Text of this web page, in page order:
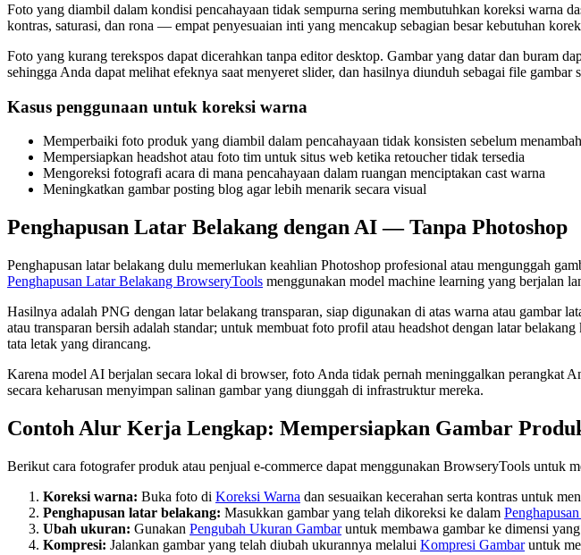
Foto yang diambil dalam kondisi pencahayaan tidak sempurna sering membutuhkan koreksi warna
kontras, saturasi, dan rona — empat penyesuaian inti yang mencakup sebagian besar kebutuhan
Foto yang kurang terekspos dapat dicerahkan tanpa editor desktop. Gambar yang datar dan buram
sehingga Anda dapat melihat efeknya saat menyeret slider, dan hasilnya diunduh sebagai file gambar
Kasus penggunaan untuk koreksi warna
Memperbaiki foto produk yang diambil dalam pencahayaan tidak konsisten sebelum
Mempersiapkan headshot atau foto tim untuk situs web ketika retoucher tidak tersedia
Mengoreksi fotografi acara di mana pencahayaan dalam ruangan menciptakan cast warna
Meningkatkan gambar posting blog agar lebih menarik secara visual
Penghapusan Latar Belakang dengan AI — Tanpa Photoshop
Penghapusan latar belakang dulu memerlukan keahlian Photoshop profesional atau mengunggah
Penghapusan Latar Belakang BrowseryTools menggunakan model machine learning yang berjalan
Hasilnya adalah PNG dengan latar belakang transparan, siap digunakan di atas warna atau gambar
atau transparan bersih adalah standar; untuk membuat foto profil atau headshot dengan latar
tata letak yang dirancang.
Karena model AI berjalan secara lokal di browser, foto Anda tidak pernah meninggalkan
secara keharusan menyimpan salinan gambar yang diunggah di infrastruktur mereka.
Contoh Alur Kerja Lengkap: Mempersiapkan Gambar
Berikut cara fotografer produk atau penjual e-commerce dapat menggunakan BrowseryTools untuk
Koreksi warna: Buka foto di Koreksi Warna dan sesuaikan kecerahan serta kontras untuk
Penghapusan latar belakang: Masukkan gambar yang telah dikoreksi ke dalam
Ubah ukuran: Gunakan Pengubah Ukuran Gambaruntuk membawa gambar ke dimensi
Kompresi: Jalankan gambar yang telah diubah ukurannya melalui Kompresi Gambaruntuk